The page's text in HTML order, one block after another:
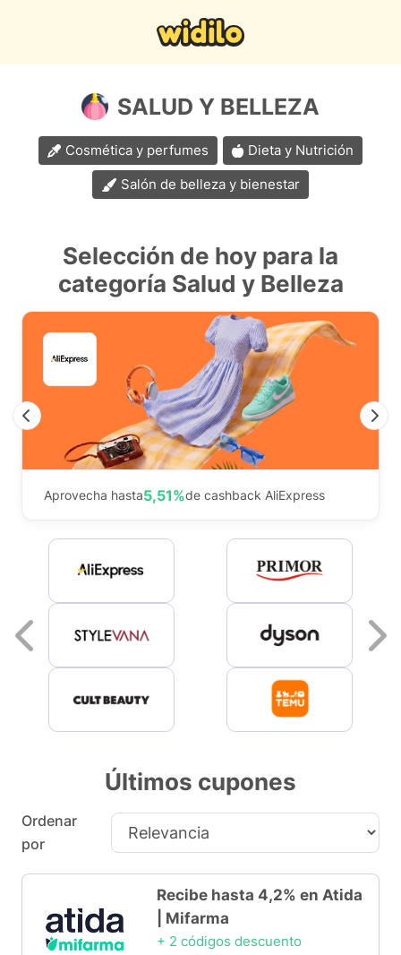
SALUD Y BELLEZA
Cosmética y perfumes
Dieta y Nutrición
Salón de belleza y bienestar
Selección de hoy para la
categoría Salud y Belleza
Aprovecha hasta5,51%de cashback AliExpress
Previous
Previous
Últimos cupones
Ordenar
por
Recibe hasta 4,2% en Atida
| Mifarma
+ 2 códigos descuento